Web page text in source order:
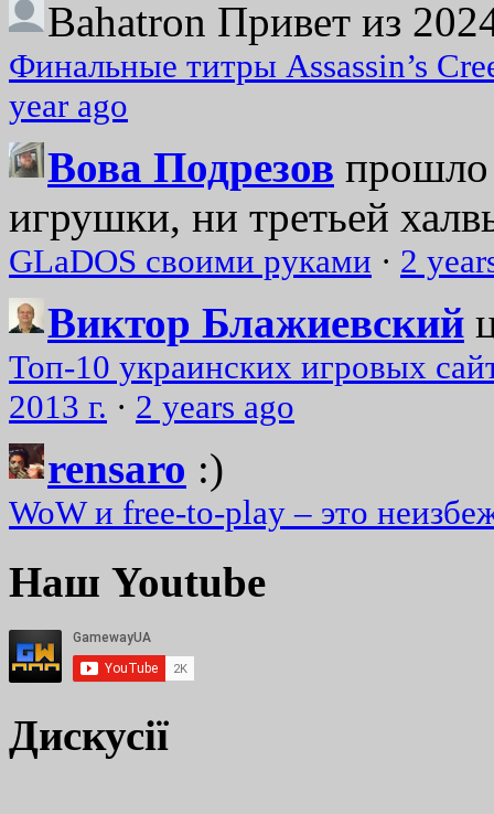
Bahatron Привет из
Финальные титры Assassin’s
year ago
Вова Подрезов прошло
игрушки, ни третьей
GLaDOS своими руками · 2
Виктор Блажиевский
Топ-10 украинских игровых
2013 г. · 2 years ago
rensaro :)
WoW и free-to-play – это
Наш Youtube
Дискусії